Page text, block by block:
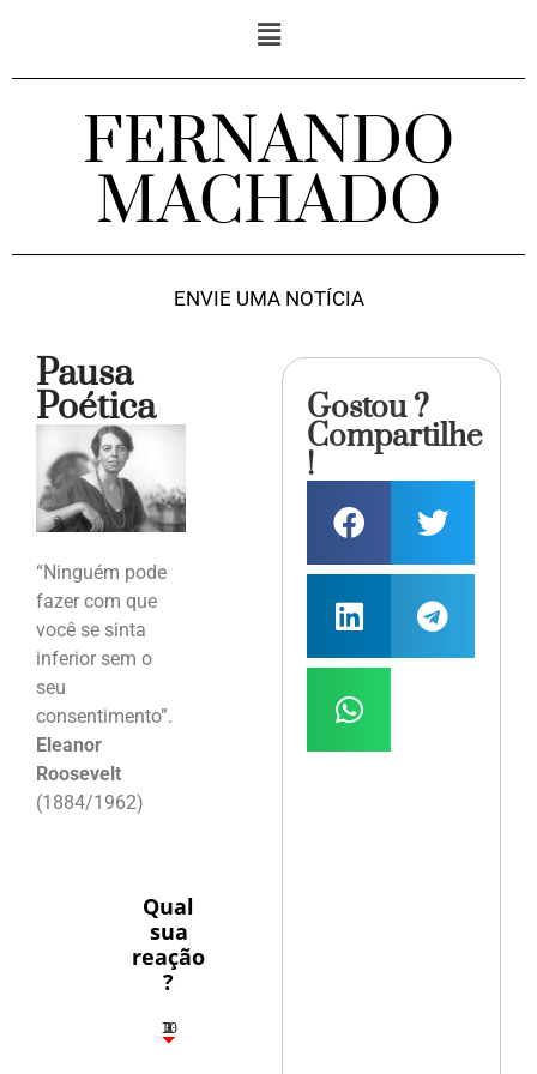
FERNANDO
MACHADO
ENVIE UMA NOTÍCIA
Pausa
Poética
“Ninguém pode
fazer com que
você se sinta
inferior sem o
seu
consentimento”.
Eleanor
Roosevelt
(1884/1962)
Qual
sua
reação
?
3
1
1
2
10
Gostou ?
Compartilhe
!